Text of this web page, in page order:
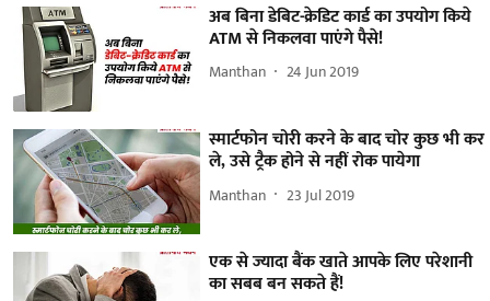
अब बिना डेबिट-क्रेडिट कार्ड का उपयोग किये
ATM से निकलवा पाएंगे पैसे!
Manthan 24 Jun 2019
स्मार्टफोन चोरी करने के बाद चोर कुछ भी कर
ले, उसे ट्रैक होने से नहीं रोक पायेगा
Manthan 23 Jul 2019
एक से ज्यादा बैंक खाते आपके लिए परेशानी
का सबब बन सकते हैं!